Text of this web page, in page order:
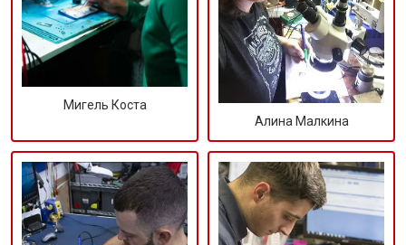
Мигель Коста
Алина Малкина